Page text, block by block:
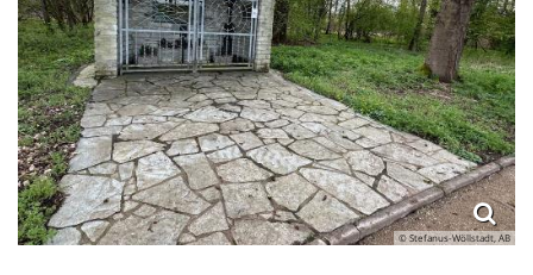
© Stefanus-Wöllstadt, AB